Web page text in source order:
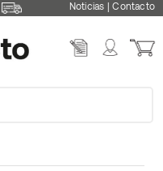
Noticias |Contacto